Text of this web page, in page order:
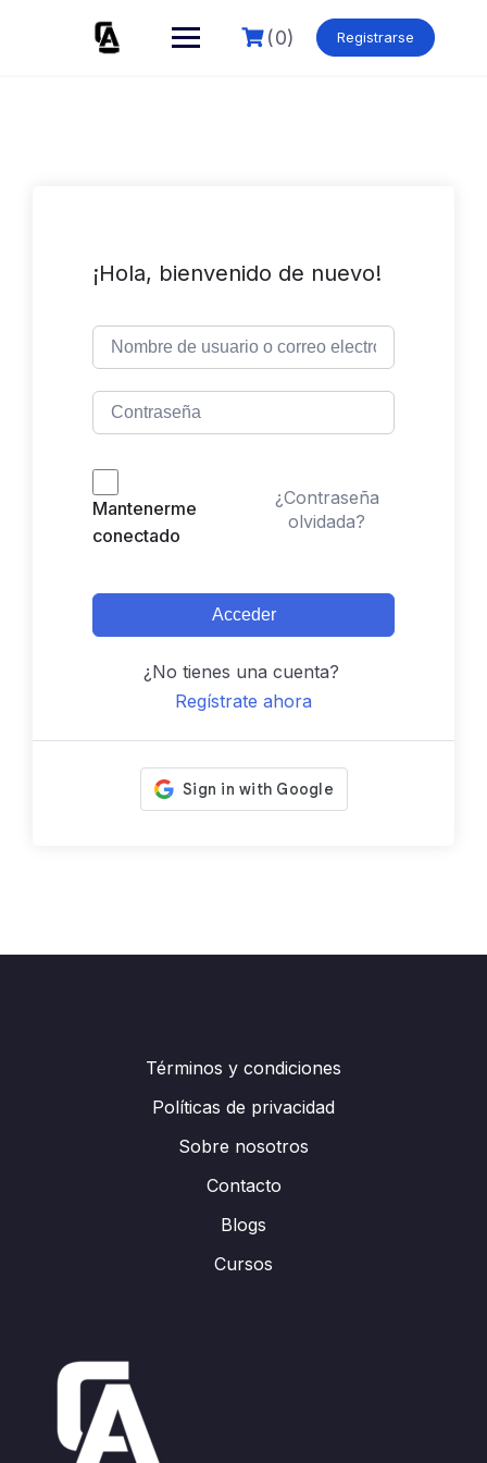
(0) Registrarse
¡Hola, bienvenido de nuevo!
Mantenerme
conectado
¿Contraseña
olvidada?
Acceder
¿No tienes una cuenta?
Regístrate ahora
Términos y condiciones
Políticas de privacidad
Sobre nosotros
Contacto
Blogs
Cursos